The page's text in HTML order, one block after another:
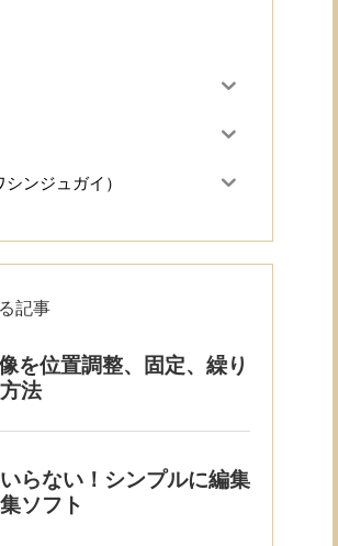
ンジュガイ）
記事